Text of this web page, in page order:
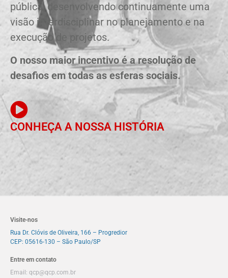
pública, desenvolvendo continuamente uma
visão interdisciplinar no planejamento e na
execução de projetos.
O nosso maior incentivo é a resolução de
desafios em todas as esferas sociais.
CONHEÇA A NOSSA HISTÓRIA
Visite-nos
Rua Dr. Clóvis de Oliveira, 166 – Progredior
CEP: 05616-130 – São Paulo/SP
Entre em contato
Email: qcp@qcp.com.br